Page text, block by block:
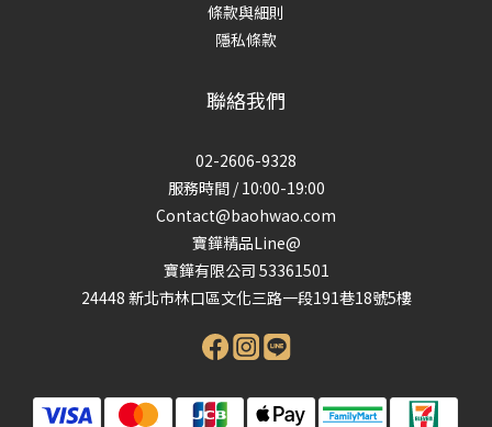
條款與細則
隱私條款
聯絡我們
02-2606-9328
服務時間 / 10:00-19:00
Contact@baohwao.com
寶鏵精品Line@
寶鏵有限公司 53361501
24448 新北市林口區文化三路一段191巷18號5樓